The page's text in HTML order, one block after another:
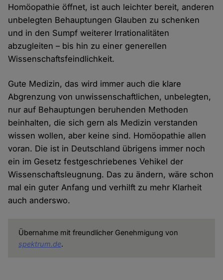
Homöopathie öffnet, ist auch leichter bereit, anderen
unbelegten Behauptungen Glauben zu schenken
und in den Sumpf weiterer Irrationalitäten
abzugleiten – bis hin zu einer generellen
Wissenschaftsfeindlichkeit.
Gute Medizin, das wird immer auch die klare
Abgrenzung von unwissenschaftlichen, unbelegten,
nur auf Behauptungen beruhenden Methoden
beinhalten, die sich gern als Medizin verstanden
wissen wollen, aber keine sind. Homöopathie allen
voran. Die ist in Deutschland übrigens immer noch
ein im Gesetz festgeschriebenes Vehikel der
Wissenschaftsleugnung. Das zu ändern, wäre schon
mal ein guter Anfang und verhilft zu mehr Klarheit
auch anderswo.
Übernahme mit freundlicher Genehmigung von
spektrum.de.